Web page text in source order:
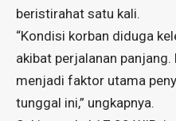
beristirahat satu kali.
“Kondisi korban diduga
akibat perjalanan
menjadi faktor utama
tunggal ini,” ungkapnya.